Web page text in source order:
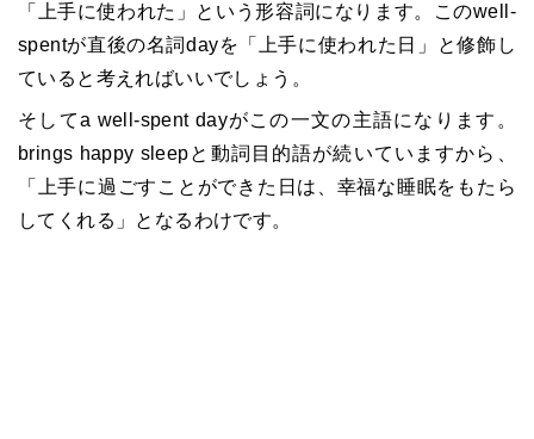
「上手に使われた」という形容詞になります。このwell-
spentが直後の名詞dayを「上手に使われた日」と修飾し
ていると考えればいいでしょう。
そしてa well-spent dayがこの一文の主語になります。
brings happy sleepと動詞目的語が続いていますから、
「上手に過ごすことができた日は、幸福な睡眠をもたら
してくれる」となるわけです。